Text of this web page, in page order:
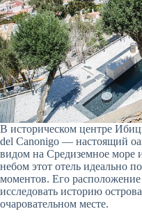
В историческом центре
del Canonigo — настоящий
видом на Средиземное море
небом этот отель идеально
моментов. Его
исследовать историю
очаровательном месте.